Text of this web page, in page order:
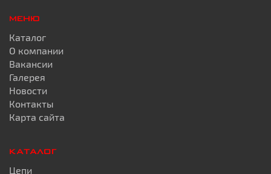
МЕНЮ
Каталог
О компании
Вакансии
Галерея
Новости
Контакты
Карта сайта
КАТАЛОГ
Цепи